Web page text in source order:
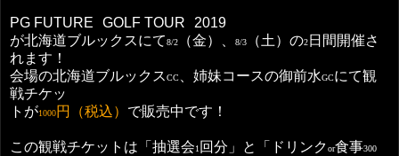
PG FUTURE GOLF TOUR
2019
が北海道ブルックスにて8/2 （金）、 8/3 （土）の2 日間開催さ
れます！
会場の北海道ブルックスCC 、姉妹コースの御前水GCにて観
戦チケッ
トが1000円（税込） で販売中です！
この観戦チケットは「抽選会1 回分」と「ドリンクor食事300